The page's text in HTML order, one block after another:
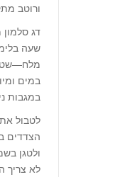
ורוטב
דג
שעה
במים
במגבות
הצדדים
ולטגן
לא צריך